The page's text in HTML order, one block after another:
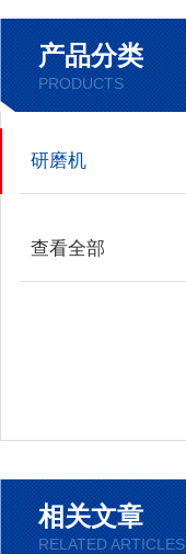
产品分类
PRODUCTS
研磨机
查看全部
相关文章
RELATED ARTICLES